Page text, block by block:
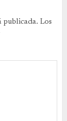
publicada. Los